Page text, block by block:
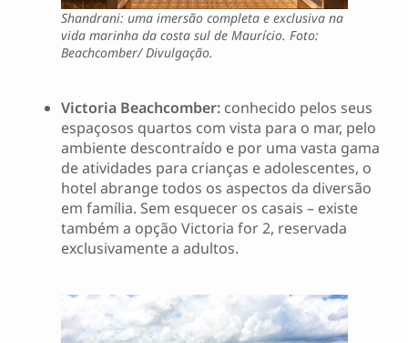
Shandrani: uma imersão completa e exclusiva na
vida marinha da costa sul de Maurício. Foto:
Beachcomber/ Divulgação.
Victoria Beachcomber:conhecido pelos seus
espaçosos quartos com vista para o mar, pelo
ambiente descontraído e por uma vasta gama
de atividades para crianças e adolescentes, o
hotel abrange todos os aspectos da diversão
em família. Sem esquecer os casais – existe
também a opção Victoria for 2, reservada
exclusivamente a adultos.